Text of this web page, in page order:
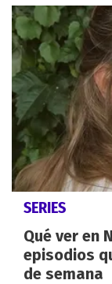
SERIES
Qué ver en
episodios
de semana